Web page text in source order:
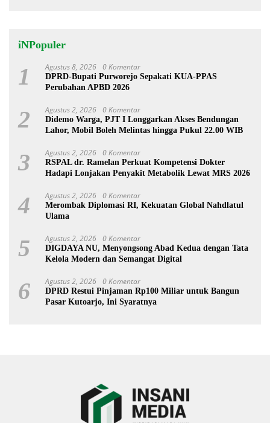
iNPopuler
1 Agustus 8, 2026 0 Komentar
DPRD-Bupati Purworejo Sepakati KUA-PPAS
Perubahan APBD 2026
2 Agustus 2, 2026 0 Komentar
Didemo Warga, PJT I Longgarkan Akses Bendungan
Lahor, Mobil Boleh Melintas hingga Pukul 22.00 WIB
3 Agustus 2, 2026 0 Komentar
RSPAL dr. Ramelan Perkuat Kompetensi Dokter
Hadapi Lonjakan Penyakit Metabolik Lewat MRS 2026
4 Agustus 2, 2026 0 Komentar
Merombak Diplomasi RI, Kekuatan Global Nahdlatul
Ulama
5 Agustus 2, 2026 0 Komentar
DIGDAYA NU, Menyongsong Abad Kedua dengan Tata
Kelola Modern dan Semangat Digital
6 Agustus 2, 2026 0 Komentar
DPRD Restui Pinjaman Rp100 Miliar untuk Bangun
Pasar Kutoarjo, Ini Syaratnya